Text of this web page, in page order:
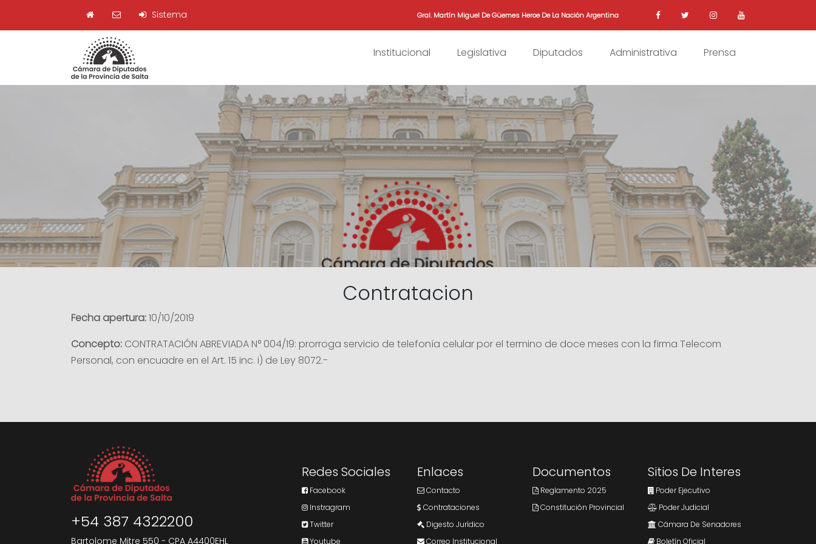
Sistema Gral. Martín Miguel De Güemes Heroe De La Nación Argentina
Institucional Legislativa Diputados Administrativa Prensa
Contratacion
Fecha apertura:10/10/2019
Concepto: CONTRATACIÓN ABREVIADA N° 004/19: prorroga servicio de telefonía celular por el termino de doce meses con la firma Telecom
Personal, con encuadre en el Art. 15 inc. i) de Ley 8072.-
+54 387 4322200
Bartolome Mitre 550 - CPA A4400EHL
Redes Sociales
Facebook
Instragram
Twitter
Youtube
Enlaces
Contacto
Contrataciones
Digesto Jurídico
Correo Institucional
Documentos
Reglamento 2025
Constitución Provincial
Sitios De Interes
Poder Ejecutivo
Poder Judicial
Cámara De Senadores
Boletín Oficial